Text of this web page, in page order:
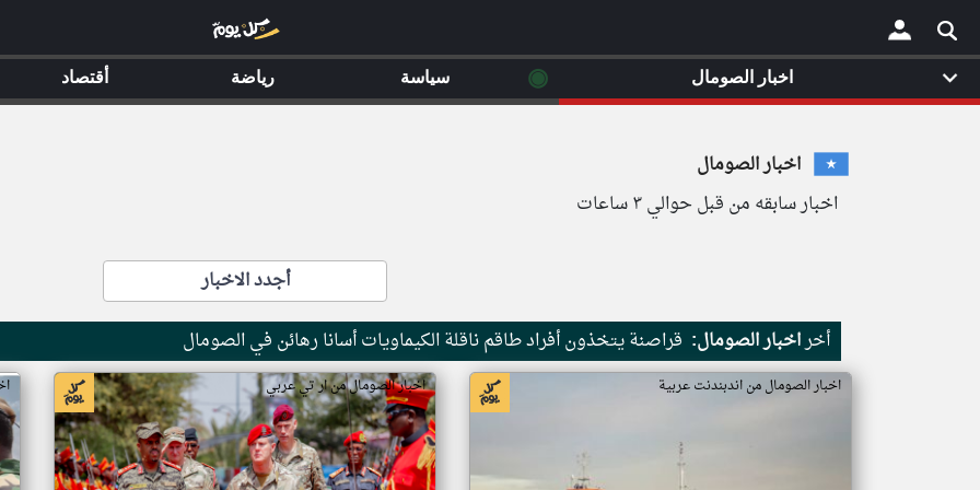
×
اخبار الصومال
اخبار سابقه من قبل حوالي ٣ ساعات
أجدد الاخبار
أخراخبار الصومال: قراصنة يتخذون أفراد طاقم ناقلة الكيماويات أسانا رهائن في الصومال
اخبار الصومال من اندبندنت عربية اخبار الصومال من ار تي عربي
اخبار الصومال ◉ سياسة رياضة أقتصاد